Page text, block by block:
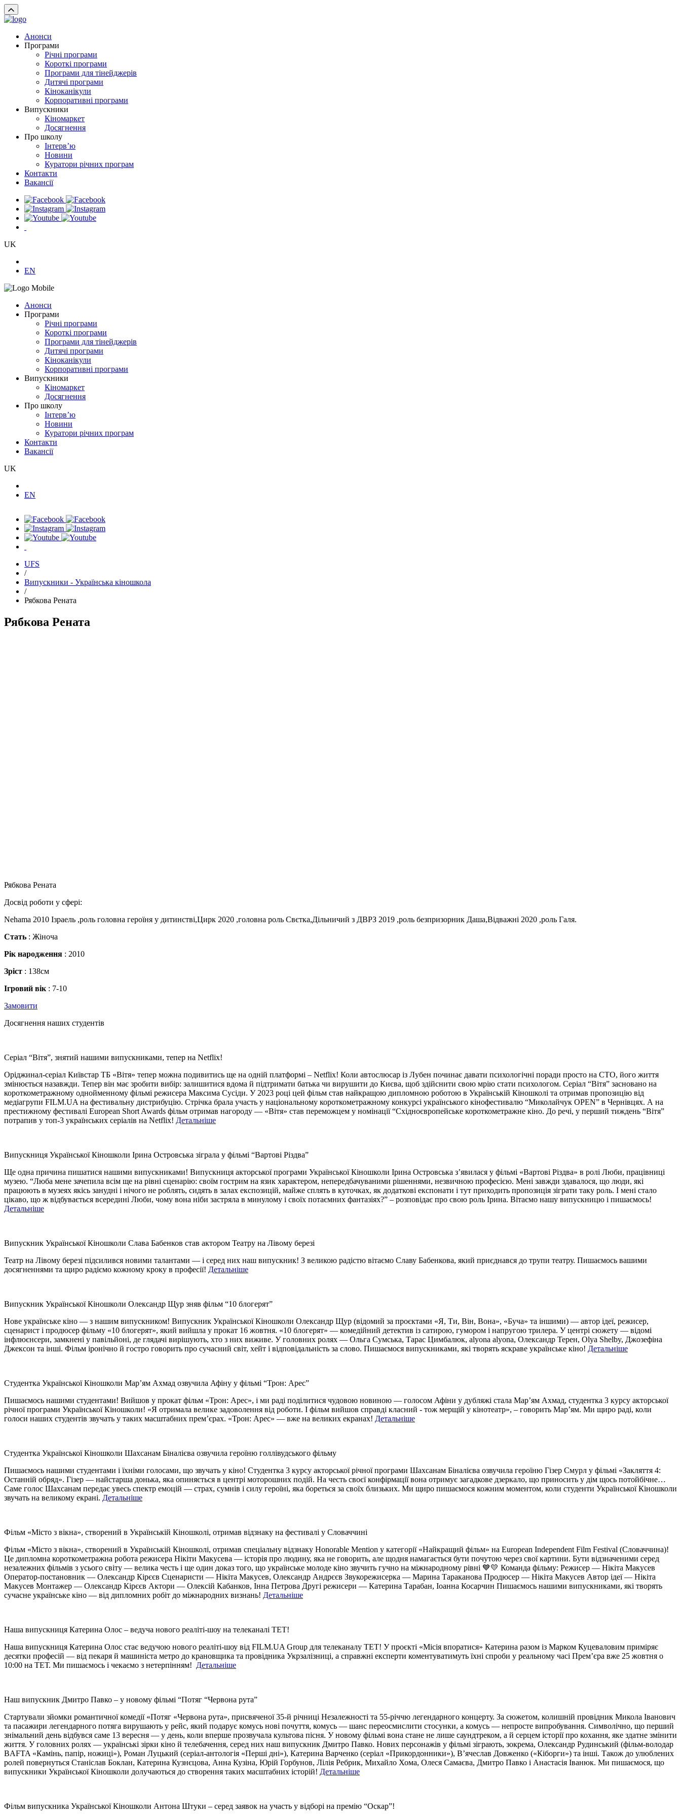
Анонси
Програми
Річні програми
Короткі програми
Програми для тінейджерів
Дитячі програми
Кіноканікули
Корпоративні програми
Випускники
Кіномаркет
Досягнення
Про школу
Інтерв’ю
Новини
Куратори річних програм
Контакти
Вакансії
UK
EN
Анонси
Програми
Річні програми
Короткі програми
Програми для тінейджерів
Дитячі програми
Кіноканікули
Корпоративні програми
Випускники
Кіномаркет
Досягнення
Про школу
Інтерв’ю
Новини
Куратори річних програм
Контакти
Вакансії
UK
EN
UFS
/
Випускники - Українська кіношкола
/
Рябкова Рената
Рябкова Рената
Рябкова Рената
Досвід роботи у сфері:
Nehama 2010 Ізраель ,роль головна героїня у дитинстві,Цирк 2020 ,головна роль Свєтка,Дільничий з ДВРЗ 2019 ,роль безпризорник Даша,Відважні 2020 ,роль Галя.
Стать : Жіноча
Рік народження : 2010
Зріст : 138см
Ігровий вік : 7-10
Замовити
Досягнення наших студентів
Серіал “Вітя”, знятий нашими випускниками, тепер на Netflix!
Оріджинал-серіал Київстар ТБ «Вітя» тепер можна подивитись ще на одній платформі – Netflix! Коли автослюсар із Лубен починає давати психологічні поради просто на СТО, його життя
змінюється назавжди. Тепер він має зробити вибір: залишитися вдома й підтримати батька чи вирушити до Києва, щоб здійснити свою мрію стати психологом. Серіал “Вітя” засновано на
короткометражному однойменному фільмі режисера Максима Сусіди. У 2023 році цей фільм став найкращою дипломною роботою в Українській Кіношколі та отримав пропозицію від
медіагрупи FILM.UA на фестивальну дистрибуцію. Стрічка брала участь у національному короткометражному конкурсі українського кінофестивалю “Миколайчук OPEN” в Чернівцях. А на
престижному фестивалі European Short Awards фільм отримав нагороду — «Вітя» став переможцем у номінації “Східноєвропейське короткометражне кіно. До речі, у перший тиждень “Вітя”
потрапив у топ-3 українських серіалів на Netflix! Детальніше
Випускниця Української Кіношколи Ірина Островська зіграла у фільмі “Вартові Різдва”
Ще одна причина пишатися нашими випускниками! Випускниця акторської програми Української Кіношколи Ірина Островська з’явилася у фільмі «Вартові Різдва» в ролі Люби, працівниці
музею. “Люба мене зачепила всім ще на рівні сценарію: своїм гострим на язик характером, непередбачуваними рішеннями, незвичною професією. Мені завжди здавалося, що люди, які
працюють в музеях якісь занудні і нічого не роблять, сидять в залах експозицій, майже сплять в куточках, як додаткові експонати і тут приходить пропозиція зіграти таку роль. І мені стало
цікаво, що ж відбувається всередині Люби, чому вона ніби застряла в минулому і своїх потаємних фантазіях?” – розповідає про свою роль Ірина. Вітаємо нашу випускницю і пишаємось!
Детальніше
Випускник Української Кіношколи Слава Бабенков став актором Театру на Лівому березі
Театр на Лівому березі підсилився новими талантами — і серед них наш випускник! З великою радістю вітаємо Славу Бабенкова, який приєднався до трупи театру. Пишаємось вашими
досягненнями та щиро радіємо кожному кроку в професії! Детальніше
Випускник Української Кіношколи Олександр Щур зняв фільм “10 блогерят”
Нове українське кіно — з нашим випускником! Випускник Української Кіношколи Олександр Щур (відомий за проєктами «Я, Ти, Він, Вона», «Буча» та іншими) — автор ідеї, режисер,
сценарист і продюсер фільму «10 блогерят», який вийшла у прокат 16 жовтня. «10 блогерят» — комедійний детектив із сатирою, гумором і напругою трилера. У центрі сюжету — відомі
інфлюєнсери, замкнені у павільйоні, де глядачі вирішують, хто з них виживе. У головних ролях — Ольга Сумська, Тарас Цимбалюк, alyona alyona, Олександр Терен, Olya Shelby, Джозефіна
Джексон та інші. Фільм іронічно й гостро говорить про сучасний світ, хейт і відповідальність за слово. Пишаємося випускниками, які творять яскраве українське кіно! Детальніше
Студентка Української Кіношколи Мар’ям Ахмад озвучила Афіну у фільмі “Трон: Арес”
Пишаємось нашими студентами! Вийшов у прокат фільм «Трон: Арес», і ми раді поділитися чудовою новиною — голосом Афіни у дубляжі стала Марʼям Ахмад, студентка 3 курсу акторської
річної програми Української Кіношколи! «Я отримала велике задоволення від роботи. І фільм вийшов справді класний - тож мерщій у кінотеатр», – говорить Мар’ям. Ми щиро раді, коли
голоси наших студентів звучать у таких масштабних прем’єрах. «Трон: Арес» — вже на великих екранах! Детальніше
Студентка Української Кіношколи Шахсанам Біналієва озвучила героїню голлівудського фільму
Пишаємось нашими студентами і їхніми голосами, що звучать у кіно! Студентка 3 курсу акторської річної програми Шахсанам Біналієва озвучила героїню Гізер Смурл у фільмі «Закляття 4:
Останній обряд». Гізер — найстарша донька, яка опиняється в центрі моторошних подій. На честь своєї конфірмації вона отримує загадкове дзеркало, що приносить у дім щось потойбічне…
Саме голос Шахсанам передає увесь спектр емоцій — страх, сумнів і силу героїні, яка бореться за своїх близьких. Ми щиро пишаємося кожним моментом, коли студенти Української Кіношколи
звучать на великому екрані. Детальніше
Фільм «Місто з вікна», створений в Українській Кіношколі, отримав відзнаку на фестивалі у Словаччині
Фільм «Місто з вікна», створений в Українській Кіношколі, отримав спеціальну відзнаку Honorable Mention у категорії «Найкращий фільм» на European Independent Film Festival (Словаччина)!
Це дипломна короткометражна робота режисера Нікіти Макусева — історія про людину, яка не говорить, але щодня намагається бути почутою через свої картини. Бути відзначеними серед
незалежних фільмів з усього світу — велика честь і ще один доказ того, що українське молоде кіно звучить гучно на міжнародному рівні 💙💛 Команда фільму: Режисер — Нікіта Макусев
Оператор-постановник — Олександр Кірєєв Сценаристи — Нікіта Макусев, Олександр Андрєєв Звукорежисерка — Марина Тараканова Продюсер — Нікіта Макусев Автор ідеї — Нікіта
Макусев Монтажер — Олександр Кірєєв Актори — Олексій Кабанков, Інна Петрова Другі режисери — Катерина Тарабан, Іоанна Косарчин Пишаємось нашими випускниками, які творять
сучасне українське кіно — від дипломних робіт до міжнародних визнань! Детальніше
Наша випускниця Катерина Олос – ведуча нового реаліті-шоу на телеканалі ТЕТ!
Наша випускниця Катерина Олос стає ведучою нового реаліті-шоу від FILM.UA Group для телеканалу ТЕТ! У проєкті «Місія впоратися» Катерина разом із Марком Куцеваловим приміряє
десятки професій — від пекаря й машиніста метро до крановщика та провідника Укрзалізниці, а справжні експерти коментуватимуть їхні спроби у реальному часі Прем’єра вже 25 жовтня о
10:00 на ТЕТ. Ми пишаємось і чекаємо з нетерпінням! Детальніше
Наш випускник Дмитро Павко – у новому фільмі “Потяг “Червона рута”
Стартували зйомки романтичної комедії «Потяг «Червона рута», присвяченої 35-й річниці Незалежності та 55-річчю легендарного концерту. За сюжетом, колишній провідник Микола Іванович
та пасажири легендарного потяга вирушають у рейс, який подарує комусь нові почуття, комусь — шанс переосмислити стосунки, а комусь — непросте випробування. Символічно, що перший
знімальний день відбувся саме 13 вересня — у день, коли вперше прозвучала культова пісня. У новому фільмі вона стане не лише саундтреком, а й серцем історії про кохання, яке здатне змінити
життя. У головних ролях — українські зірки кіно й телебачення, серед них наш випускник Дмитро Павко. Нових персонажів у фільмі зіграють, зокрема, Олександр Рудинський (фільм-володар
BAFTA «Камінь, папір, ножиці»), Роман Луцький (серіал-антологія «Перші дні»), Катерина Варченко (серіал «Прикордонники»), В’ячеслав Довженко («Кіборги») та інші. Також до улюблених
ролей повернуться Станіслав Боклан, Катерина Кузнєцова, Анна Кузіна, Юрій Горбунов, Лілія Ребрик, Михайло Хома, Олеся Самаєва, Дмитро Павко і Анастасія Іванюк. Ми пишаємося, що
випускники Української Кіношколи долучаються до створення таких масштабних історій! Детальніше
Фільм випускника Української Кіношколи Антона Штуки – серед заявок на участь у відборі на премію “Оскар”!